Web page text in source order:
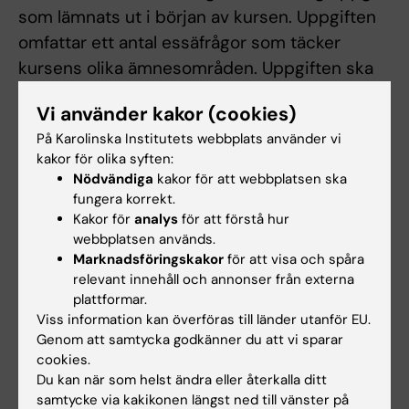
som lämnats ut i början av kursen. Uppgiften
omfattar ett antal essäfrågor som täcker
kursens olika ämnesområden. Uppgiften ska
specifikation i schemat. Uppgiften examineras
med betygsskalan U/G. Moment 2.
Examination genom bedömning av
studentens skicklighet på laborationer,
deltagande i demonstrationer och genom
laborationsrapport (utfört som grupparbete).
Examineras med betygsskalan U/G. Moment 3.
Examination genom en skriftlig tentamen i
slutet av kursen innehållandes både
kortsvars- och essäfrågor. Tentamen
examnineras med betygsskalan U/G/VG. Betyg
på hel kurs baseras på betyget på moment 3.
Vi använder kakor (cookies)
På Karolinska Institutets webbplats använder vi
kakor för olika syften:
Nödvändiga kakor för att webbplatsen ska
fungera korrekt.
Kakor för analys för att förstå hur
webbplatsen används.
Marknadsföringskakor för att visa och spåra
relevant innehåll och annonser från externa
plattformar.
Viss information kan överföras till länder utanför EU.
Genom att samtycka godkänner du att vi sparar
cookies.
Du kan när som helst ändra eller återkalla ditt
samtycke via kakikonen längst ned till vänster på